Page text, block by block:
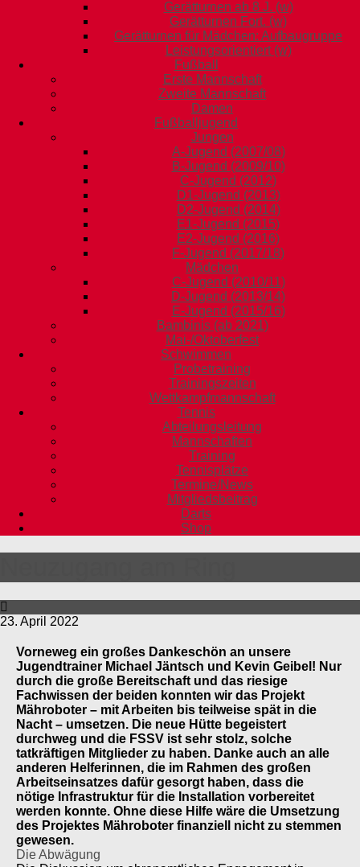
Gerätturnen ab 8 J. (w)
Gerätturnen Fort. (w)
Gerätturnen für Mädchen: Aufbaugruppe
Leistungsorientiert (w)
Fußball
Erste Mannschaft
Zweite Mannschaft
Damen
Fußballjugend
Jungen
A-Jugend (2007/08)
B-Jugend (2009/10)
C-Jugend (2012)
D1-Jugend (2013)
D2-Jugend (2014)
E1-Jugend (2015)
E2-Jugend (2016)
F-Jugend (2017/18)
Mädchen
C-Jugend (2010/11)
D-Jugend (2013/14)
E-Jugend (2015/16)
Bambinis (ab 2021)
Mai-/Oktoberfest
Schwimmen
Probetraining
Trainingszeiten
Wettkampfmannschaft
Tennis
Abteilungsleitung
Mannschaften
Training
Tennisplätze
Termine/News
Mitgliedsbeitrag
Darts
Shop
23. April 2022
Vorneweg ein großes Dankeschön an unsere
Jugendtrainer Michael Jäntsch und Kevin Geibel! Nur
durch die große Bereitschaft und das riesige
Fachwissen der beiden konnten wir das Projekt
Mähroboter – mit Arbeiten bis teilweise spät in die
Nacht – umsetzen. Die neue Hütte begeistert
durchweg und die FSSV ist sehr stolz, solche
tatkräftigen Mitglieder zu haben. Danke auch an alle
anderen Helferinnen, die im Rahmen des großen
Arbeitseinsatzes dafür gesorgt haben, dass die
nötige Infrastruktur für die Installation vorbereitet
werden konnte. Ohne diese Hilfe wäre die Umsetzung
des Projektes Mähroboter finanziell nicht zu stemmen
gewesen.
Die Abwägung